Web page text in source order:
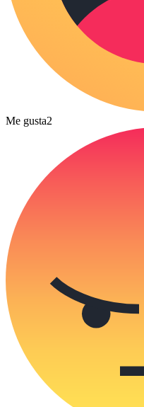
Me gusta2